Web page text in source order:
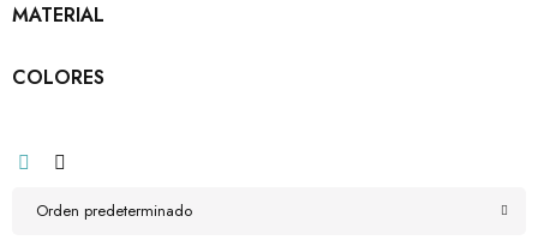
MATERIAL
COLORES
Orden predeterminado